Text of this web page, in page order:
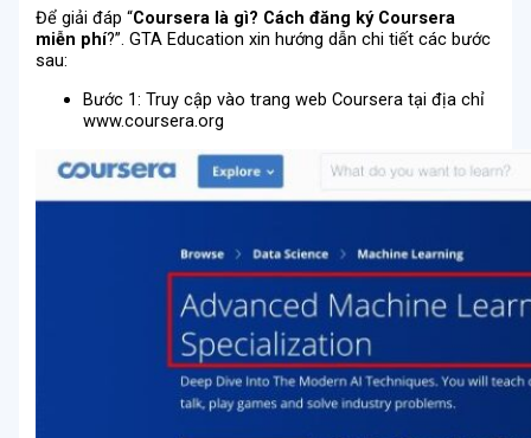
Để giải đáp “Coursera là gì? Cách đăng ký Coursera
miễn phí?”. GTA Education xin hướng dẫn chi tiết các bước
sau:
Bước 1: Truy cập vào trang web Coursera tại địa chỉ
www.coursera.org